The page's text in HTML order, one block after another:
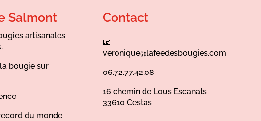
Salmont
artisanales
bougie sur
du monde
Contact
📧
veronique@lafeedesbougies.com
06.72.77.42.08
16 chemin de Lous Escanats
33610 Cestas